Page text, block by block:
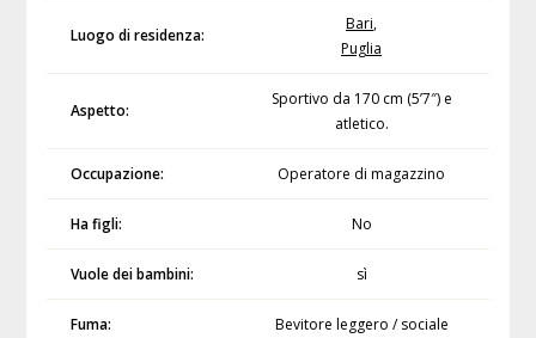
Luogo di residenza:
Bari,
Puglia
Aspetto:
Sportivo da 170 cm (5’7″) e
atletico.
Occupazione: Operatore di magazzino
Ha figli: No
Vuole dei bambini: sì
Fuma: Bevitore leggero / sociale